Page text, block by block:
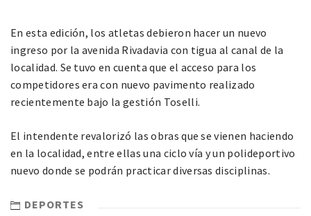
En esta edición, los atletas debieron hacer un nuevo
ingreso por la avenida Rivadavia con tigua al canal de la
localidad. Se tuvo en cuenta que el acceso para los
competidores era con nuevo pavimento realizado
recientemente bajo la gestión Toselli.
El intendente revalorizó las obras que se vienen haciendo
en la localidad, entre ellas una ciclo vía y un polideportivo
nuevo donde se podrán practicar diversas disciplinas.
DEPORTES